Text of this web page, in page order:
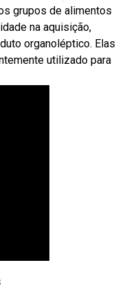
grupos de alimentos
na aquisição,
organoléptico. Elas
utilizado para